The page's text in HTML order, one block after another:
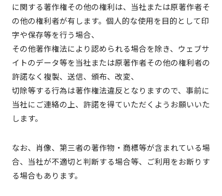
に関する著作権その他の権利は、当社または原著作者そ
の他の権利者が有します。個人的な使用を目的として印
字や保存等を行う場合、
その他著作権法により認められる場合を除き、ウェブサ
イトのデータ等を当社または原著作者その他の権利者の
許諾なく複製、送信、頒布、改変、
切除等する行為は著作権法違反となりますので、事前に
当社にご連絡の上、許諾を得ていただくようお願いいた
します。
なお、肖像、第三者の著作物・商標等が含まれている場
合、当社が不適切と判断する場合等、ご利用をお断りす
る場合もあります。